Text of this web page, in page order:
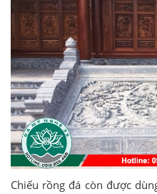
Chiếu rồng đá còn được